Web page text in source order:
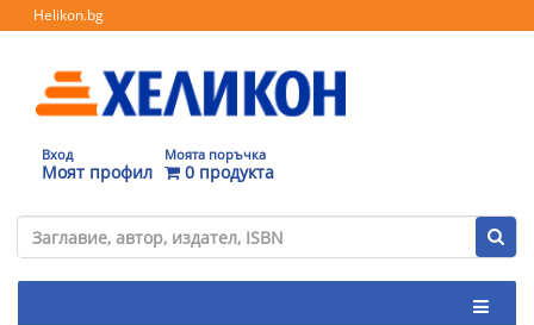
Helikon.bg
Вход
Моят профил
Моята поръчка
0 продукта